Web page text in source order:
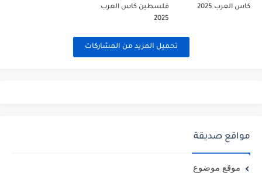
كاس العرب 2025
فلسطين كاس العرب
2025
تحميل المزيد من المشاركات
مواقع صديقة
موقع موضوع